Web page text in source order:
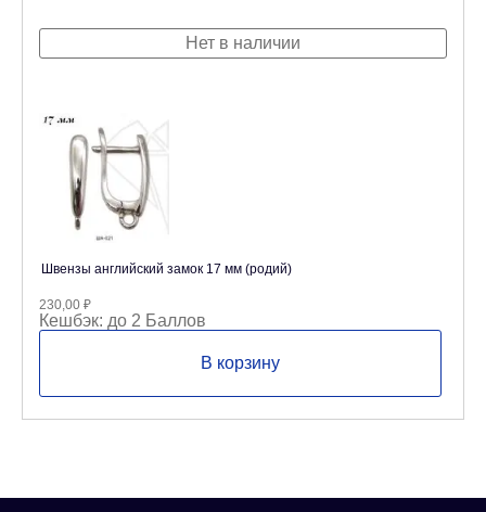
Нет в наличии
Швензы английский замок 17 мм (родий)
230,00 ₽
Кешбэк: до 2 Баллов
В корзину